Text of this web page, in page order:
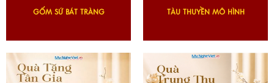
GỐM SỨ BÁT TRÀNG TÀU THUYỀN MÔ HÌNH